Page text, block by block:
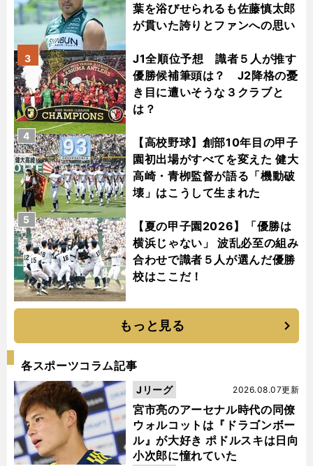
葉を浴びせられるも佐藤慎太郎
が貫いた誇りとファンへの思い
J1全順位予想 識者５人が推す
優勝候補筆頭は？ J2降格の憂
き目に遭いそうな３クラブと
は？
3
【高校野球】創部10年目の甲子
園初出場がすべてを変えた 健大
高崎・青栁監督が語る「機動破
壊」はこうして生まれた
4
【夏の甲子園2026】「優勝は
横浜じゃない」 波乱必至の組み
合わせで識者５人が選んだ優勝
校はここだ！
5
もっと見る
各スポーツコラム記事
宮市亮のアーセナル時代の同僚
ウォルコットは『ドラゴンボー
ル』が大好き ポドルスキは日向
小次郎に憧れていた
2026.08.07更新
Jリーグ